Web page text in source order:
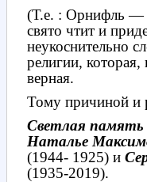
(Т.е. : Орнифль —
свято чтит и
неукоснительно
религии,
верная.
Тому причиной и
Светлая память
Наталье
(1944- 1925) и
(1935-2019).